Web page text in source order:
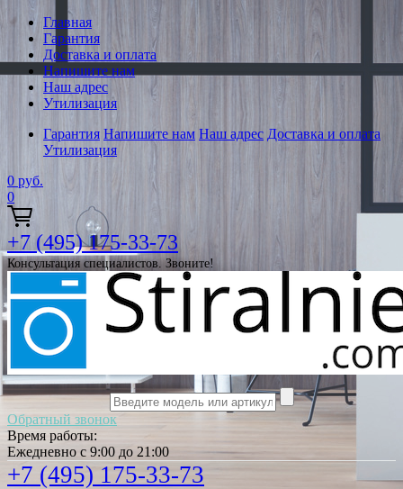
Главная
Гарантия
Доставка и оплата
Напишите нам
Наш адрес
Утилизация
Гарантия Напишите нам Наш адрес Доставка и оплата
Утилизация
0 руб.
0
+7 (495) 175-33-73
Консультация специалистов. Звоните!
Обратный звонок
Время работы:
Ежедневно с 9:00 до 21:00
+7 (495) 175-33-73